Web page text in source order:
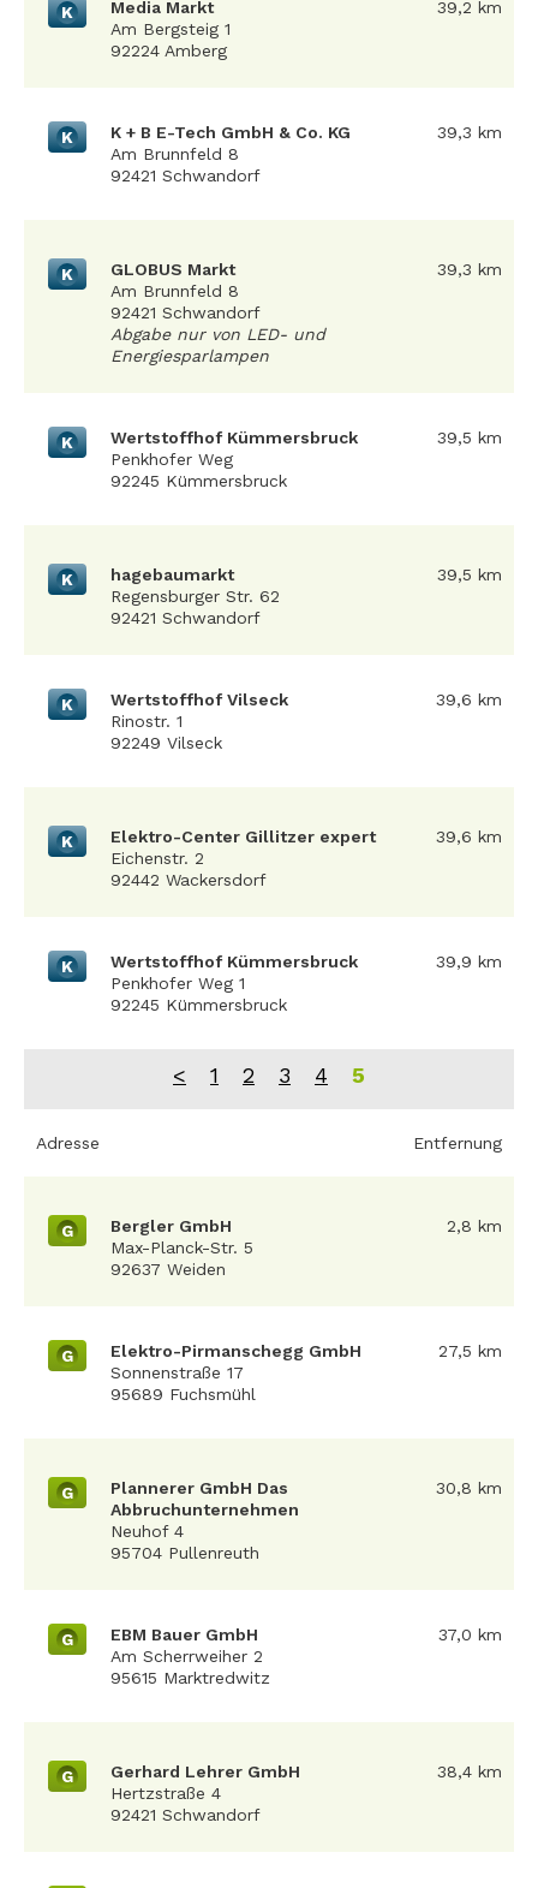
K
Media Markt
Am Bergsteig 1
92224 Amberg
39,2 km
K
K + B E-Tech GmbH & Co. KG
Am Brunnfeld 8
92421 Schwandorf
39,3 km
K
GLOBUS Markt
Am Brunnfeld 8
92421 Schwandorf
Abgabe nur von LED- und
Energiesparlampen
39,3 km
K
Wertstoffhof Kümmersbruck
Penkhofer Weg
92245 Kümmersbruck
39,5 km
K
hagebaumarkt
Regensburger Str. 62
92421 Schwandorf
39,5 km
K
Wertstoffhof Vilseck
Rinostr. 1
92249 Vilseck
39,6 km
K
Elektro-Center Gillitzer expert
Eichenstr. 2
92442 Wackersdorf
39,6 km
K
Wertstoffhof Kümmersbruck
Penkhofer Weg 1
92245 Kümmersbruck
39,9 km
< 1 2 3 4 5
Adresse Entfernung
G
Bergler GmbH
Max-Planck-Str. 5
92637 Weiden
2,8 km
G
Elektro-Pirmanschegg GmbH
Sonnenstraße 17
95689 Fuchsmühl
27,5 km
G
Plannerer GmbH Das
Abbruchunternehmen
Neuhof 4
95704 Pullenreuth
30,8 km
G
EBM Bauer GmbH
Am Scherrweiher 2
95615 Marktredwitz
37,0 km
G
Gerhard Lehrer GmbH
Hertzstraße 4
92421 Schwandorf
38,4 km